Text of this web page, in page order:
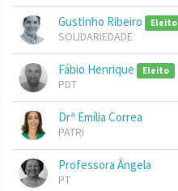
Gustinho Ribeiro Eleito
SOLIDARIEDADE
Fábio Henrique Eleito
PDT
Drª Emília Correa
PATRI
Professora Ângela
PT